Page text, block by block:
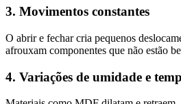
3. Movimentos constantes
O abrir e fechar cria pequenos
afrouxam componentes que não estão
4. Variações de umidade e